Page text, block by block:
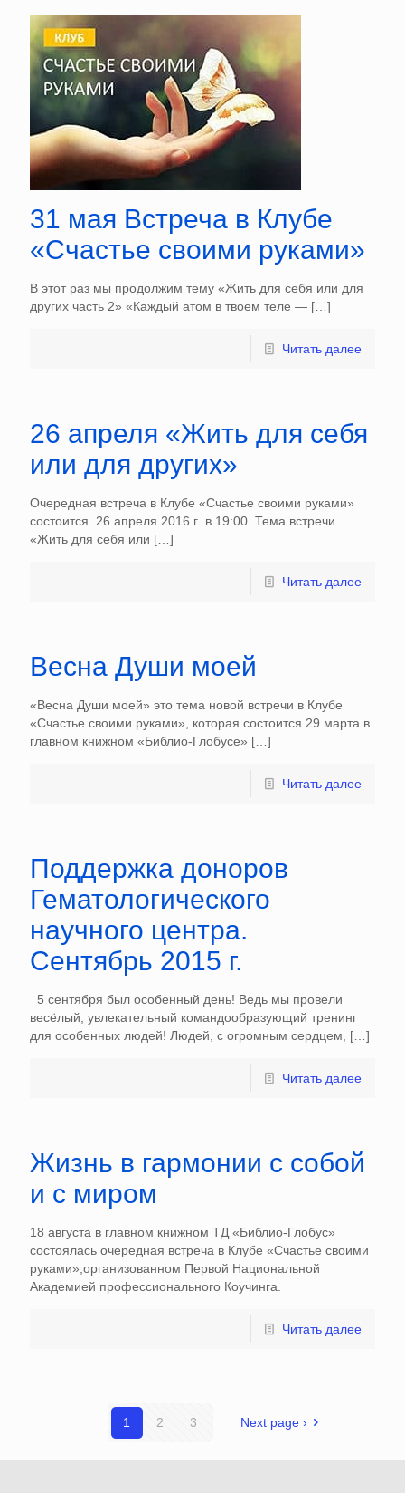
31 мая Встреча в Клубе
«Счастье своими руками»
В этот раз мы продолжим тему «Жить для себя или для
других часть 2» «Каждый атом в твоем теле — […]
Читать далее
26 апреля «Жить для себя
или для других»
Очередная встреча в Клубе «Счастье своими руками»
состоится 26 апреля 2016 г в 19:00. Тема встречи
«Жить для себя или […]
Читать далее
Весна Души моей
«Весна Души моей» это тема новой встречи в Клубе
«Счастье своими руками», которая состоится 29 марта в
главном книжном «Библио-Глобусе» […]
Читать далее
Поддержка доноров
Гематологического
научного центра.
Сентябрь 2015 г.
5 сентября был особенный день! Ведь мы провели
весёлый, увлекательный командообразующий тренинг
для особенных людей! Людей, с огромным сердцем,
[…]
Читать далее
Жизнь в гармонии с собой
и с миром
18 августа в главном книжном ТД «Библио-Глобус»
состоялась очередная встреча в Клубе «Счастье своими
руками»,организованном Первой Национальной
Академией профессионального Коучинга.
Читать далее
1 2 3 Next page ›